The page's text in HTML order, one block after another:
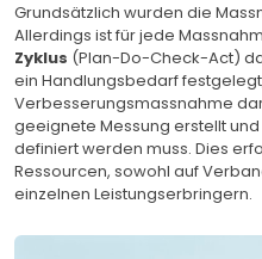
Grundsätzlich wurden die
Allerdings ist für jede
Zyklus (Plan-Do-Check-Act)
ein Handlungsbedarf
Verbesserungsmassnahme
geeignete Messung erstellt
definiert werden muss. Dies
Ressourcen, sowohl auf
einzelnen Leistungserbringern.